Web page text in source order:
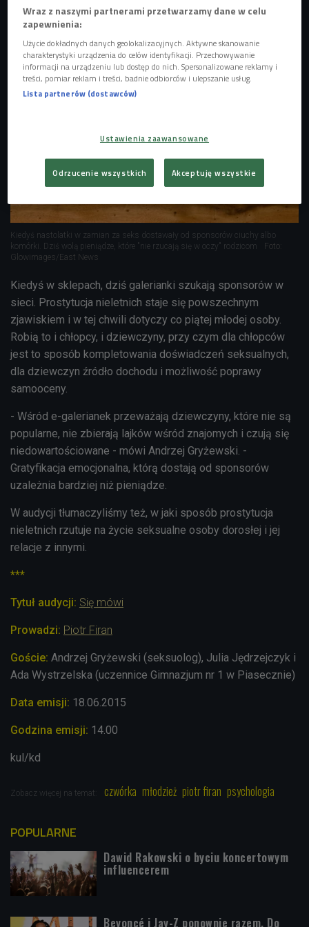
Prostytucja nieletnich - jak radzić sobie ze zjawiskiem,
które staje się powszechne? (Czwórka/Się mówi)
Kiedyś nastolatki w zamian za seks dostawały od sponsorów ciuchy albo
komórki. Dziś wolą pieniądze, które "nie rzucają się w oczy" rodzicom
Foto:
Glowimages/East News
Kiedyś w sklepach, dziś galerianki szukają sponsorów w
sieci. Prostytucja nieletnich staje się powszechnym
zjawiskiem i w tej chwili dotyczy co piątej młodej osoby.
Robią to i chłopcy, i dziewczyny, przy czym dla chłopców
jest to sposób kompletowania doświadczeń seksualnych,
dla dziewczyn źródło dochodu i możliwość poprawy
samooceny.
- Wśród e-galerianek przeważają dziewczyny, które nie są
popularne, nie zbierają lajków wśród znajomych i czują się
niedowartościowane - mówi Andrzej Gryżewski. -
Gratyfikacja emocjonalna, którą dostają od sponsorów
uzależnia bardziej niż pieniądze.
W audycji tłumaczyliśmy też, w jaki sposób prostytucja
nieletnich rzutuje na życie seksualne osoby dorosłej i jej
relacje z innymi.
***
Tytuł audycji: Się mówi
Prowadzi: Piotr Firan
Goście: Andrzej Gryżewski (seksuolog), Julia Jędrzejczyk i
Ada Wystrzelska (uczennice Gimnazjum nr 1 w Piasecznie)
Data emisji: 18.06.2015
Godzina emisji: 14.00
kul/kd
Zobacz więcej na temat: czwórka młodzież piotr firan psychologia
POPULARNE
Dawid Rakowski o byciu koncertowym
influencerem
Beyoncé i Jay-Z ponownie razem. Do
Wraz z naszymi partnerami przetwarzamy dane w celu
zapewnienia:
Użycie dokładnych danych geolokalizacyjnych. Aktywne skanowanie
charakterystyki urządzenia do celów identyfikacji. Przechowywanie
informacji na urządzeniu lub dostęp do nich. Spersonalizowane reklamy i
treści, pomiar reklam i treści, badnie odbiorców i ulepszanie usług.
Lista partnerów (dostawców)
Ustawienia zaawansowane
Odrzucenie wszystkich Akceptuję wszystkie